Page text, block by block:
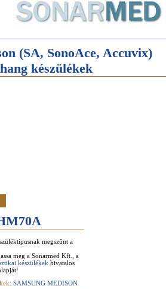
(SA, SonoAce, Accuvix)
készülékek
megszűnt a
meg a Sonarmed Kft., a
készülékek hivatalos
SAMSUNG MEDISON